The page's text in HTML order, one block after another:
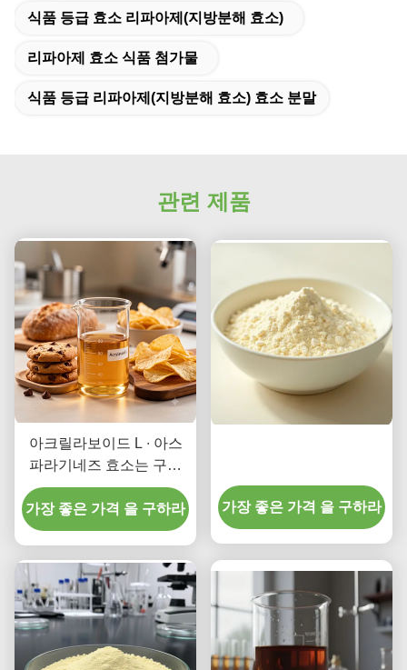
식품 등급 효소 리파아제(지방분해 효소)
리파아제 효소 식품 첨가물
식품 등급 리파아제(지방분해 효소) 효소 분말
관련 제품
아크릴라보이드 L ∙ 아스
파라기네즈 효소는 구운
음식, 간식 및 커피에서 아
크릴라미드를 90%까지 감
소시킵니다.
가장 좋은 가격 을 구하라 가장 좋은 가격 을 구하라